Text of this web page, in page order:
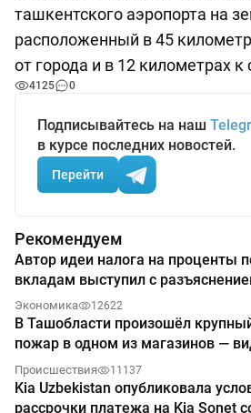
ташкентского аэропорта на
расположенный в 45
от города и в 12 километрах к
4125 0
Подписывайтесь на наш
в курсе последних новостей.
Перейти
Рекомендуем
Автор идеи налога на проценты
вкладам выступил с
Экономика 12622
В Ташобласти произошёл
пожар в одном из магазинов —
Происшествия 11137
Kia Uzbekistan опубликовала
рассрочки платежа на Kia Sonet